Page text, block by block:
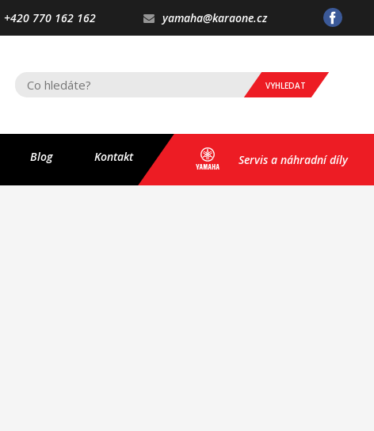
+420 770 162 162 yamaha@karaone.cz
VYHLEDAT
Blog Kontakt Servis a náhradní díly